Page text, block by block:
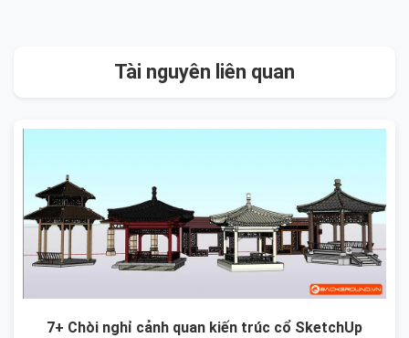
Tài nguyên liên quan
7+ Chòi nghỉ cảnh quan kiến trúc cổ SketchUp